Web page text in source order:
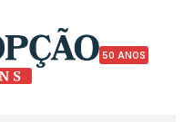
50 ANOS